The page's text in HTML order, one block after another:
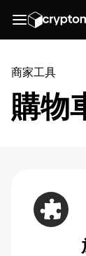
商家工具
購物